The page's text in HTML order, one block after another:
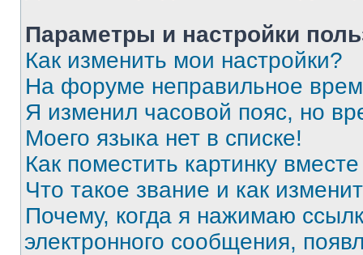
Параметры и настройки
Как изменить мои настройки?
На форуме неправильное
Я изменил часовой пояс, но
Моего языка нет в списке!
Как поместить картинку
Что такое звание и как
Почему, когда я нажимаю
электронного сообщения,